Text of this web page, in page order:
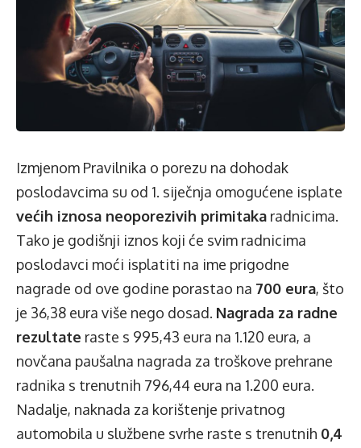
Izmjenom Pravilnika o porezu na dohodak
poslodavcima su od 1. siječnja omogućene isplate
većih iznosa neoporezivih primitaka radnicima.
Tako je godišnji iznos koji će svim radnicima
poslodavci moći isplatiti na ime prigodne
nagrade od ove godine porastao na 700 eura, što
je 36,38 eura više nego dosad. Nagrada za radne
rezultate raste s 995,43 eura na 1.120 eura, a
novčana paušalna nagrada za troškove prehrane
radnika s trenutnih 796,44 eura na 1.200 eura.
Nadalje, naknada za korištenje privatnog
automobila u službene svrhe raste s trenutnih 0,4